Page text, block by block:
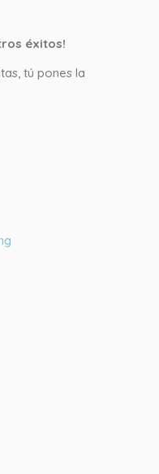
éxitos!
tú pones la